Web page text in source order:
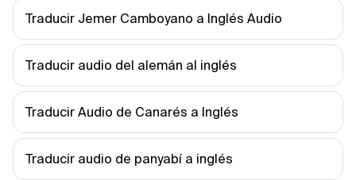
Traducir Jemer Camboyano a Inglés Audio
Traducir audio del alemán al inglés
Traducir Audio de Canarés a Inglés
Traducir audio de panyabí a inglés